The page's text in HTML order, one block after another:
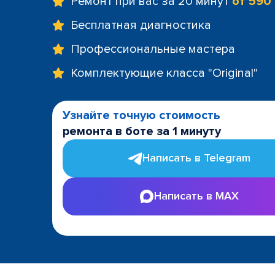
Бесплатная диагностика
Профессиональные мастера
Комплектующие класса "Original"
Узнайте точную стоимость
ремонта в боте за 1 минуту
Написать в Telegram
Написать в MAX